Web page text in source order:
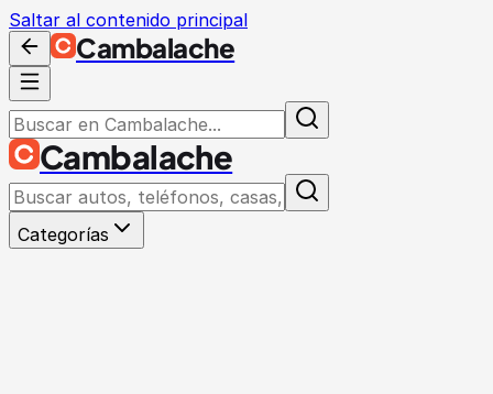
Saltar al contenido principal
Cambalache
Cambalache
Categorías